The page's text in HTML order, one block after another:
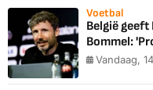
Voetbal
België geeft
Bommel:
Vandaag,